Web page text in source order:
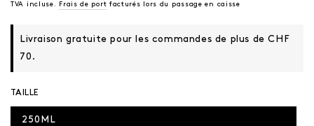
Prix
Prix
vente
TVA incluse. Frais de port facturés lors du passage en caisse
Livraison gratuite pour les commandes de plus de CHF
70.
TAILLE
250ML